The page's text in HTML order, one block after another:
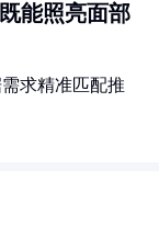
能照亮面部
求精准匹配推